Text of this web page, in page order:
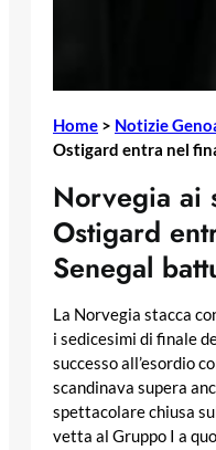
Home > Notizie
Ostigard entra nel
Norvegia ai
Ostigard
Senegal
La Norvegia stacca
i sedicesimi di finale
successo all’esordio
scandinava supera
spettacolare chiusa
vetta al Gruppo I a